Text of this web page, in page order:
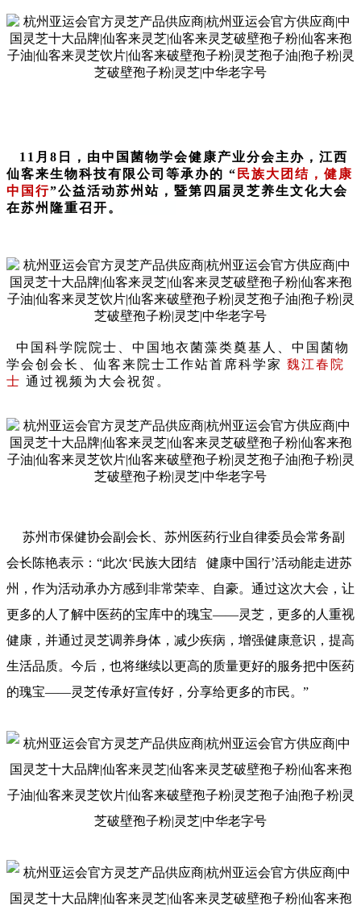
11月8日，由中国菌物学会健康产业分会主办，江西
仙客来生物科技有限公司等承办的 “ 民族大团结，健康
中国行”公益活动苏州站，暨第四届灵芝养生文化大会
在苏州隆重召开。
中国科学院院士、中国地衣菌藻类奠基人、中国菌物
学会创会长、仙客来院士工作站首席科学家 魏江春院
士 通过视频为大会祝贺。
苏州市保健协会副会长、苏州医药行业自律委员会常务副
会长陈艳表示：“此次‘民族大团结 健康中国行’活动能走进苏
州，作为活动承办方感到非常荣幸、自豪。通过这次大会，让
更多的人了解中医药的宝库中的瑰宝——灵芝，更多的人重视
健康，并通过灵芝调养身体，减少疾病，增强健康意识，提高
生活品质。今后，也将继续以更高的质量更好的服务把中医药
的瑰宝——灵芝传承好宣传好，分享给更多的市民。”